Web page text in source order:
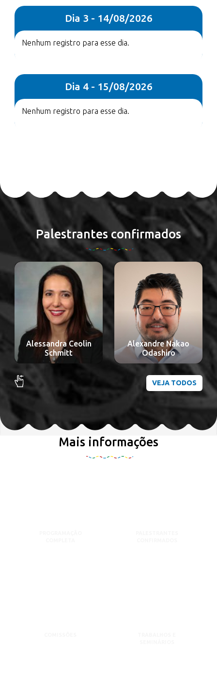
Dia 3 - 14/08/2026
Nenhum registro para esse dia.
Dia 4 - 15/08/2026
Nenhum registro para esse dia.
Palestrantes confirmados
Alessandra Ceolin
Schmitt
Alexandre Nakao
Odashiro
VEJA TODOS
Mais informações